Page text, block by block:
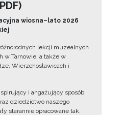
wiosna–lato 2026
lekcji muzealnych
w Tarnowie, a także w
Wierzchosławicach i
i angażujący sposób
dziedzictwo naszego
starannie opracowane tak,